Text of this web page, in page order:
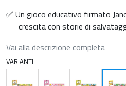
✅ Un gioco educativo firmato
crescita con storie di
Vai alla descrizione completa
VARIANTI